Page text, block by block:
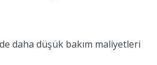
daha düşük bakım maliyetleri